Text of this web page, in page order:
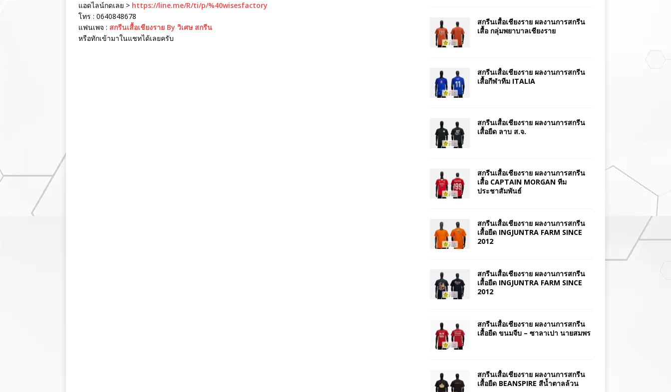
แอดไลน์กดเลย > https://line.me/R/ti/p/%40wisesfactory
โทร : 0640848678
แฟนเพจ : สกรีนเสื้อเชียงราย By วิเศษ สกรีน
หรือทักเข้ามาในแชทได้เลยครับ
สกรีนเสื้อเชียงราย ผลงานการสกรีน
เสื้อ กลุ่มพยาบาลเชียงราย
สกรีนเสื้อเชียงราย ผลงานการสกรีน
เสื้อกีฬาทีม ITALIA
สกรีนเสื้อเชียงราย ผลงานการสกรีน
เสื้อยืด ลาบ ส.จ.
สกรีนเสื้อเชียงราย ผลงานการสกรีน
เสื้อ CAPTAIN MORGAN ทีม
ประชาสัมพันธ์
สกรีนเสื้อเชียงราย ผลงานการสกรีน
เสื้อยืด INGJUNTRA FARM SINCE
2012
สกรีนเสื้อเชียงราย ผลงานการสกรีน
เสื้อยืด INGJUNTRA FARM SINCE
2012
สกรีนเสื้อเชียงราย ผลงานการสกรีน
เสื้อยืด ขนมจีบ – ซาลาเปา นายสมพร
สกรีนเสื้อเชียงราย ผลงานการสกรีน
เสื้อยืด BEANSPIRE สีน้ำตาลล้วน